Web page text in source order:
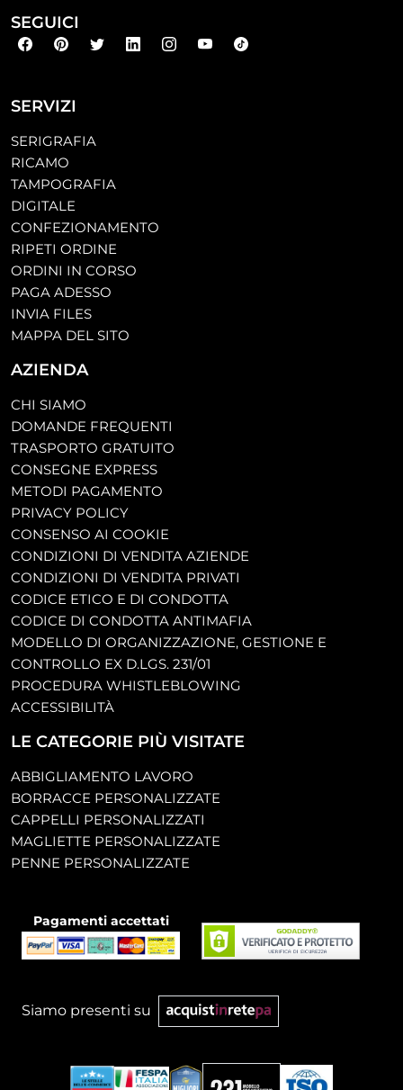
SERVIZI
SERIGRAFIA
RICAMO
TAMPOGRAFIA
DIGITALE
CONFEZIONAMENTO
RIPETI ORDINE
ORDINI IN CORSO
PAGA ADESSO
INVIA FILES
MAPPA DEL SITO
AZIENDA
CHI SIAMO
DOMANDE FREQUENTI
TRASPORTO GRATUITO
CONSEGNE EXPRESS
METODI PAGAMENTO
PRIVACY POLICY
CONSENSO AI COOKIE
CONDIZIONI DI VENDITA AZIENDE
CONDIZIONI DI VENDITA PRIVATI
CODICE ETICO E DI CONDOTTA
CODICE DI CONDOTTA ANTIMAFIA
MODELLO DI ORGANIZZAZIONE, GESTIONE E
CONTROLLO EX D.LGS. 231/01
PROCEDURA WHISTLEBLOWING
ACCESSIBILITÀ
LE CATEGORIE PIÙ VISITATE
ABBIGLIAMENTO LAVORO
BORRACCE PERSONALIZZATE
CAPPELLI PERSONALIZZATI
MAGLIETTE PERSONALIZZATE
PENNE PERSONALIZZATE
SEGUICI
Pagamenti accettati
Siamo presenti su